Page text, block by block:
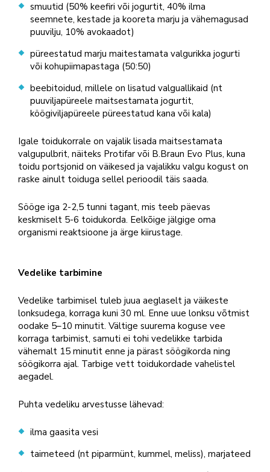
smuutid (50% keefiri või jogurtit, 40% ilma
seemnete, kestade ja kooreta marju ja vähemagusad
puuvilju, 10% avokaadot)
püreestatud marju maitestamata valgurikka jogurti
või kohupiimapastaga (50:50)
beebitoidud, millele on lisatud valguallikaid (nt
puuviljapüreele maitsestamata jogurtit,
köögiviljapüreele püreestatud kana või kala)
Igale toidukorrale on vajalik lisada maitsestamata
valgupulbrit, näiteks Protifar või B.Braun Evo Plus, kuna
toidu portsjonid on väikesed ja vajalikku valgu kogust on
raske ainult toiduga sellel perioodil täis saada.
Sööge iga 2-2,5 tunni tagant, mis teeb päevas
keskmiselt 5-6 toidukorda. Eelkõige jälgige oma
organismi reaktsioone ja ärge kiirustage.
Vedelike tarbimine
Vedelike tarbimisel tuleb juua aeglaselt ja väikeste
lonksudega, korraga kuni 30 ml. Enne uue lonksu võtmist
oodake 5–10 minutit. Vältige suurema koguse vee
korraga tarbimist, samuti ei tohi vedelikke tarbida
vähemalt 15 minutit enne ja pärast söögikorda ning
söögikorra ajal. Tarbige vett toidukordade vahelistel
aegadel.
Puhta vedeliku arvestusse lähevad:
ilma gaasita vesi
taimeteed (nt piparmünt, kummel, meliss), marjateed